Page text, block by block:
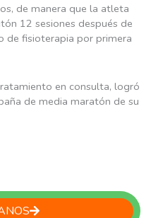
de manera que la atleta
12 sesiones después de
de fisioterapia por primera
en consulta, logró
de media maratón de su